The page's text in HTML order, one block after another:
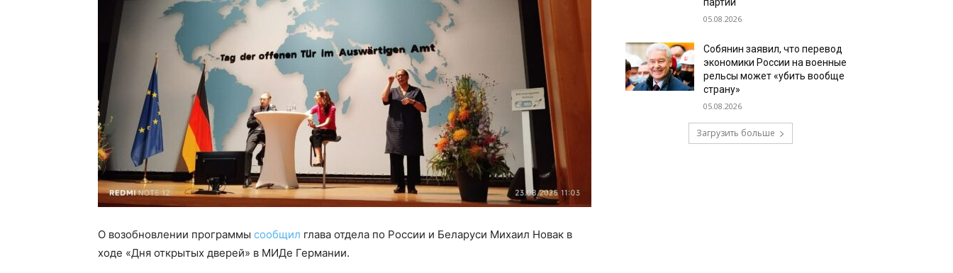
О возобновлении программы сообщил глава отдела по России и Беларуси Михаил Новак в
ходе «Дня открытых дверей» в МИДе Германии.
05.08.2026
Собянин заявил, что перевод
экономики России на военные
рельсы может «убить вообще
страну»
05.08.2026
Загрузить больше